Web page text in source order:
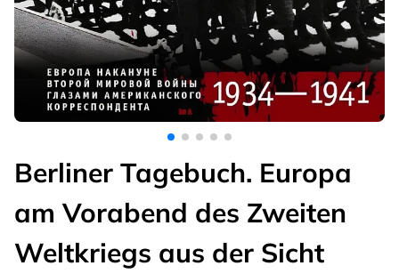
Berliner Tagebuch. Europa
am Vorabend des Zweiten
Weltkriegs aus der Sicht